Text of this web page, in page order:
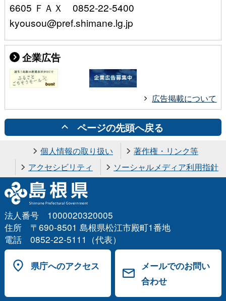
6605 ＦＡＸ 0852-22-5400
kyousou@pref.shimane.lg.jp
企業広告
広告掲載について
ページの先頭へ戻る
個人情報の取り扱い
著作権・リンク等
アクセシビリティ
ソーシャルメディア利用指針
法人番号 1000020320005
住所 〒690-8501 島根県松江市殿町1番地
電話 0852-22-5111（代表）
県庁へのアクセス
メールでのお問い
合わせ